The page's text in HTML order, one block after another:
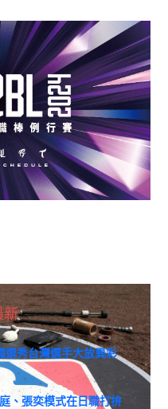
新
選秀台灣選手大放異彩
、張奕模式在日職打拚